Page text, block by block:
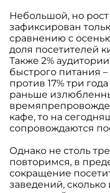
Небольшой, но
зафиксирован
сравнению с
доля посетителей
Также 2%
быстрого питания
против 17% три
раньше
кафе, то на
сопровождаются
Однако не столь
повторимся, в
сокращение
заведений,